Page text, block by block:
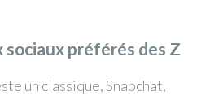
sociaux préférés des Z
un classique, Snapchat,